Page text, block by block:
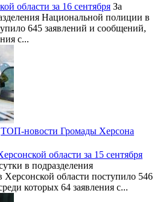
области за 16 сентября За
Национальной полиции в
645 заявлений и сообщений,
с...
ТОП-новости Громады Херсона
области за 15 сентября
в подразделения
области поступило 546
которых 64 заявления с...